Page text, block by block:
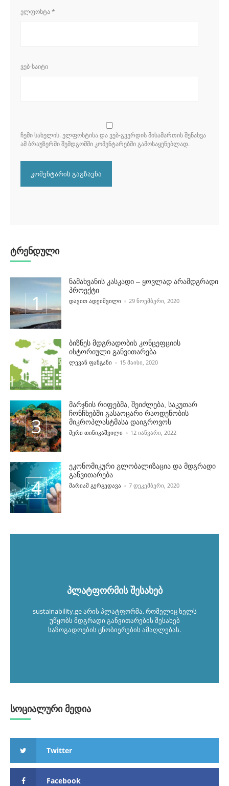
ᲔᲚᲤᲝᲡᲢᲐ*
ᲕᲔᲑ-ᲡᲐᲘᲢᲘ
ᲩᲔᲛᲘ ᲡᲐᲮᲔᲚᲘᲡ. ᲔᲚᲤᲝᲡᲢᲘᲡᲐ ᲓᲐ ᲕᲔᲑ-ᲒᲕᲔᲠᲓᲘᲡ ᲛᲘᲡᲐᲛᲐᲠᲗᲘᲡ ᲨᲔᲜᲐᲮᲕᲐ
ᲐᲛ ᲑᲠᲐᲣᲖᲔᲠᲨᲘ ᲨᲔᲛᲓᲒᲝᲛᲨᲘ ᲙᲝᲛᲔᲜᲢᲐᲠᲔᲑᲨᲘ ᲒᲐᲛᲝᲡᲐᲧᲔᲜᲔᲑᲚᲐᲓ.
ტრენდული
ნამახვანის კასკადი – ყოვლად არამდგრადი
პროექტი
POSTED BY
ᲓᲐᲕᲘᲗ ᲐᲓᲔᲘᲨᲕᲘᲚᲘ 29 ᲜᲝᲔᲛᲑᲔᲠᲘ, 2020
ბიზნეს მდგრადობის კონცეფციის
ისტორიული განვითარება
POSTED BY
ᲚᲔᲕᲐᲜ ᲤᲐᲜᲒᲐᲜᲘ 15 ᲛᲐᲘᲡᲘ, 2020
მარჯნის რიფებმა, შეიძლება, საკუთარ
ჩონჩხებში გასაოცარი რაოდენობის
მიკროპლასტმასა დაიგროვოს
POSTED BY
ᲛᲔᲠᲘ ᲗᲘᲜᲘᲙᲐᲨᲕᲘᲚᲘ 12 ᲘᲐᲜᲕᲐᲠᲘ, 2022
ეკონომიკური გლობალიზაცია და მდგრადი
განვითარება
POSTED BY
ᲛᲐᲠᲘᲐᲛ ᲒᲔᲠᲒᲔᲓᲐᲕᲐ 7 ᲓᲔᲙᲔᲛᲑᲔᲠᲘ, 2020
პლატფორმის შესახებ
sustainability.ge არის პლატფორმა, რომელიც ხელს
უწყობს მდგრადი განვითარების შესახებ
საზოგადოების ცნობიერების ამაღლებას.
სოციალური მედია
Twitter
Facebook